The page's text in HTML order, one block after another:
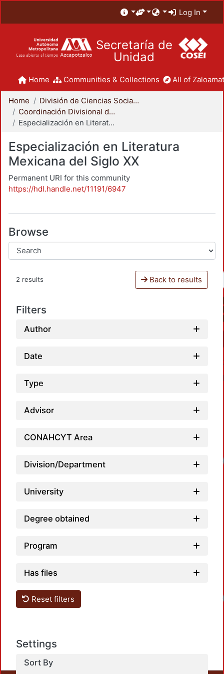
Log In
Secretaría de
Unidad
Home Communities & Collections All of
Home
División de Ciencias Sociales y Humanidades
Coordinación Divisional de Posgrado
Especialización en Literatura Mexicana del Siglo XX
Especialización en Literatura
Mexicana del Siglo XX
Permanent URI for this community
https://hdl.handle.net/11191/6947
Browse
2 results Back to results
Filters
Author
Date
Type
Advisor
CONAHCYT Area
Division/Department
University
Degree obtained
Program
Has files
Reset filters
Settings
Sort By